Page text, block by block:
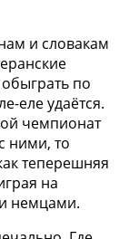
и словакам
по
еле удаётся.
чемпионат
ними, то
теперешняя
на
немцами.